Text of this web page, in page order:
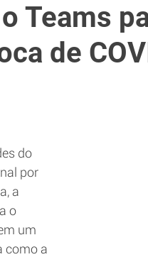
Teams
de
do
por
a
o
um
como a